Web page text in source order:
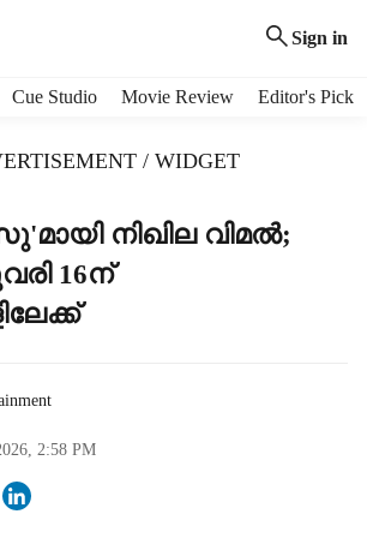
Sign in
Cue Studio Movie Review Editor's Pick
/ WIDGET
നിഖില വിമൽ;
16ന്
2:58 PM